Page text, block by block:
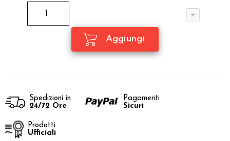
Spedizioni in
24/72 Ore
Pagamenti
Sicuri
Prodotti
Ufficiali